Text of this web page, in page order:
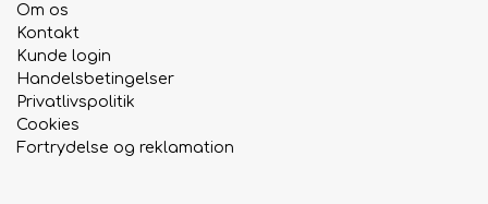
Om os
Kontakt
Kunde login
Handelsbetingelser
Privatlivspolitik
Cookies
Fortrydelse og reklamation